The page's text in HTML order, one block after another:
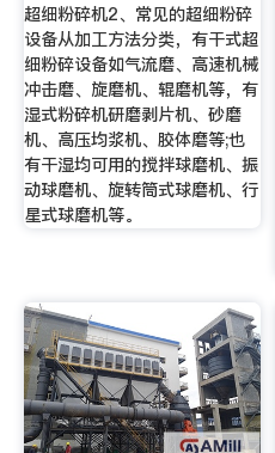
超细粉碎机2、常见的超细粉碎
设备从加工方法分类，有干式超
细粉碎设备如气流磨、高速机械
冲击磨、旋磨机、辊磨机等，有
湿式粉碎机研磨剥片机、砂磨
机、高压均浆机、胶体磨等;也
有干湿均可用的搅拌球磨机、振
动球磨机、旋转筒式球磨机、行
星式球磨机等。